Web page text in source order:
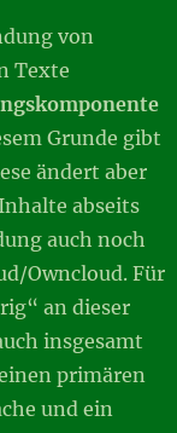
von
Texte
Grunde gibt
ändert aber
abseits
auch noch
Owncloud. Für
an dieser
insgesamt
primären
und ein